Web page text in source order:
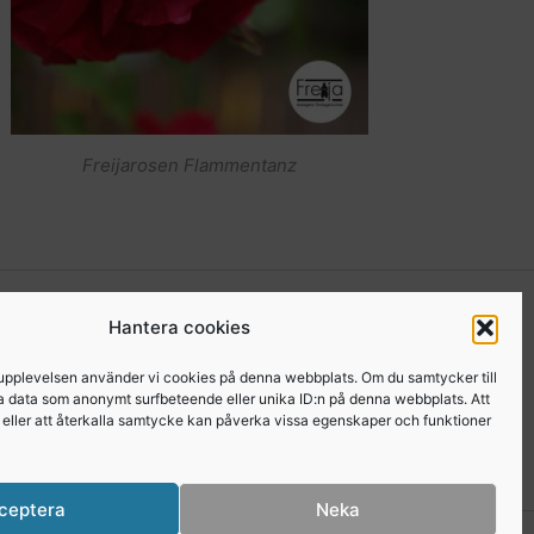
Hantera cookies
använder vi cookies på denna webbplats. Om du samtycker till
data som anonymt surfbeteende eller unika ID:n på denna webbplats. Att
att återkalla samtycke kan påverka vissa egenskaper och funktioner
Neka
Freijarosen Flammentanz
för medlemmar. I den gruppen kan du som är
Freijor, ställa frågor, tipsa varandra etc… Här
från Freijaträffar. Om du är Freija och finns på
.